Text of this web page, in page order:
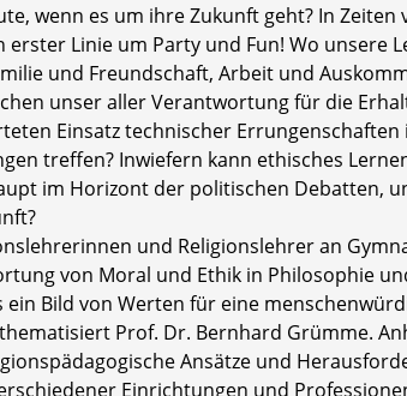
wenn es um ihre Zukunft geht? In
Linie um Party und Fun! Wo unsere
und Freundschaft, Arbeit und
unser aller Verantwortung für die
Einsatz technischer Errungenschaften
treffen? Inwiefern kann ethisches
im Horizont der politischen Debatten,
und Religionslehrer an
von Moral und Ethik in Philosophie
Bild von Werten für eine
Prof. Dr. Bernhard Grümme.
Ansätze und
Einrichtungen und